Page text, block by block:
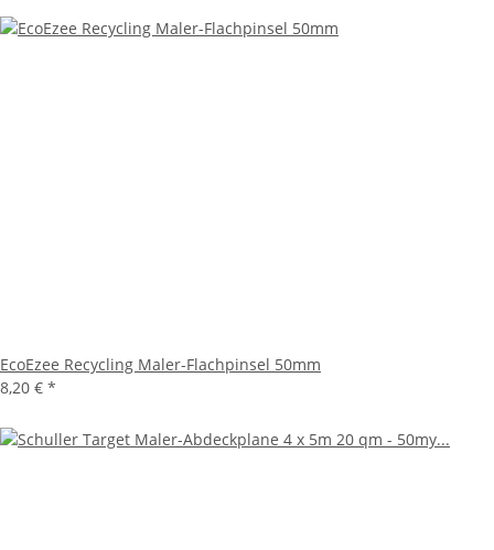
EcoEzee Recycling Maler-Flachpinsel 50mm
8,20 € *